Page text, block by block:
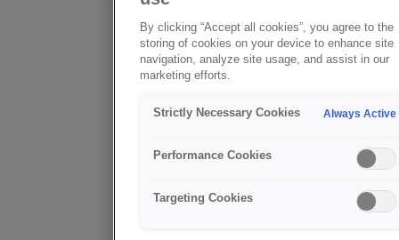
productos aquí
Cliente existente?
Asesoramiento
post-venta
Mangueras y accesorios
Empresas
válvulas de
llenado y
de bronce,
limitador de
residual
By clicking “Accept all cookies”, you agree to the
storing of cookies on your device to enhance site
navigation, analyze site usage, and assist in our
marketing efforts.
Strictly Necessary Cookies Always Active
Performance Cookies
Targeting Cookies